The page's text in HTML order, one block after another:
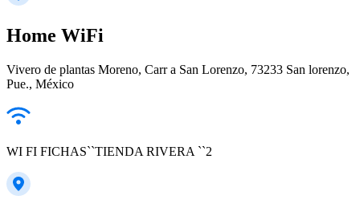
Home WiFi
Vivero de plantas Moreno, Carr a San Lorenzo, 73233 San lorenzo,
Pue., México
WI FI FICHAS``TIENDA RIVERA ``2